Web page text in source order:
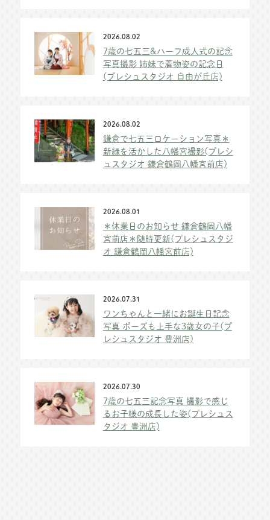
2026.08.02
7歳の七五三&ハーフ成人式の記念
写真撮影 姉妹で着物姿の記念日
(プレシュスタジオ 自由が丘店)
2026.08.02
鎌倉で七五三ロケーション写真＊
新緑を活かした八幡宮撮影(プレシ
ュスタジオ 鎌倉鶴岡八幡宮前店)
2026.08.01
＊休業日のお知らせ 鎌倉鶴岡八幡
宮前店＊随時更新(プレシュスタジ
オ 鎌倉鶴岡八幡宮前店)
2026.07.31
ワンちゃんと一緒にお誕生日記念
写真 ポーズも上手な3歳女の子(プ
レシュスタジオ 豊洲店)
2026.07.30
7歳の七五三記念写真 撮影で感じ
るお子様の成長した姿(プレシュス
タジオ 豊洲店)